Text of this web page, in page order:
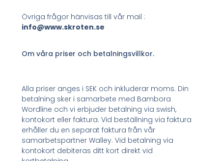
Övriga frågor hänvisas till vår mail :
info@www.skroten.se
Om våra priser och betalningsvillkor.
Alla priser anges i SEK och inkluderar moms. Din
betalning sker i samarbete med Bambora
Wordline och vi erbjuder betalning via swish,
kontokort eller faktura. Vid beställning via faktura
erhåller du en separat faktura från vår
samarbetspartner Walley. Vid betalning via
kontokort debiteras ditt kort direkt vid